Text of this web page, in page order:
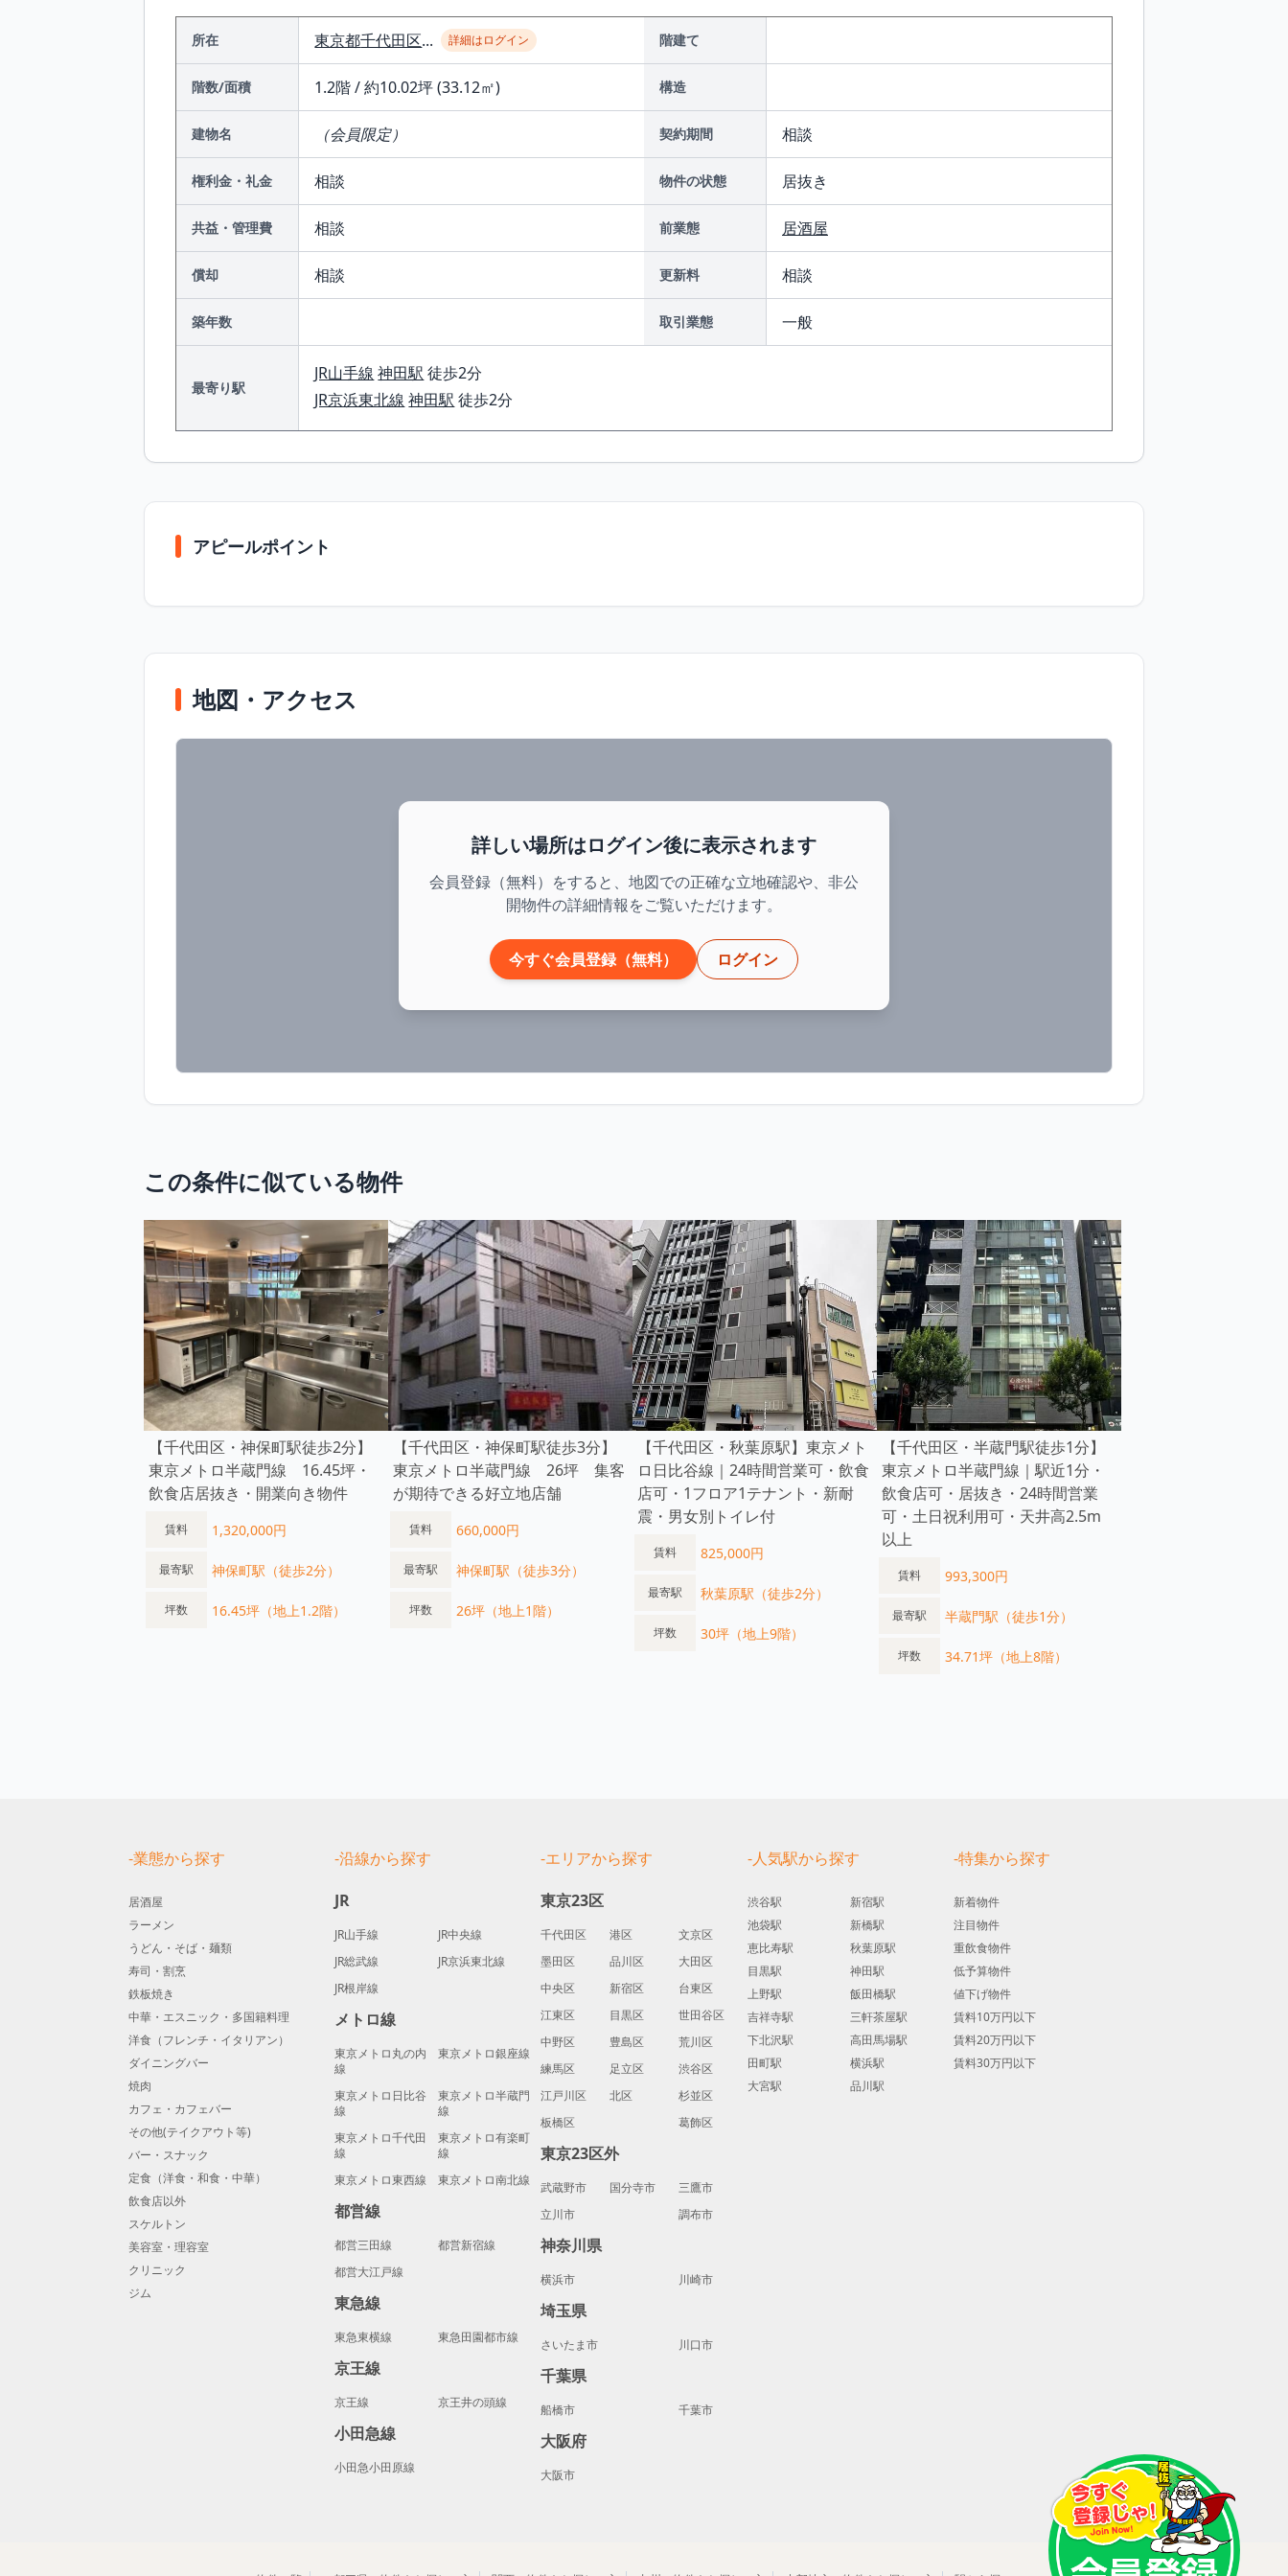
所在 東京都千代田区... 詳細はログイン 階建て
階数/面積 1.2階 / 約10.02坪 (33.12㎡) 構造
建物名 （会員限定） 契約期間 相談
権利金・礼金 相談 物件の状態 居抜き
共益・管理費 相談 前業態 居酒屋
償却 相談 更新料 相談
築年数 取引業態 一般
最寄り駅
JR山手線 神田駅 徒歩2分
JR京浜東北線 神田駅 徒歩2分
アピールポイント
地図・アクセス
詳しい場所はログイン後に表示されます
会員登録（無料）をすると、地図での正確な立地確認や、非公
開物件の詳細情報をご覧いただけます。
今すぐ会員登録（無料） ログイン
この条件に似ている物件
【千代田区・神保町駅徒歩2分】
東京メトロ半蔵門線 16.45坪・
飲食店居抜き・開業向き物件
賃料 1,320,000円
最寄駅 神保町駅（徒歩2分）
坪数 16.45坪（地上1.2階）
【千代田区・神保町駅徒歩3分】
東京メトロ半蔵門線 26坪 集客
が期待できる好立地店舗
賃料 660,000円
最寄駅 神保町駅（徒歩3分）
坪数 26坪（地上1階）
【千代田区・秋葉原駅】東京メト
ロ日比谷線｜24時間営業可・飲食
店可・1フロア1テナント・新耐
震・男女別トイレ付
賃料 825,000円
最寄駅 秋葉原駅（徒歩2分）
坪数 30坪（地上9階）
【千代田区・半蔵門駅徒歩1分】
東京メトロ半蔵門線｜駅近1分・
飲食店可・居抜き・24時間営業
可・土日祝利用可・天井高2.5m
以上
賃料 993,300円
最寄駅 半蔵門駅（徒歩1分）
坪数 34.71坪（地上8階）
-業態から探す
居酒屋
ラーメン
うどん・そば・麺類
寿司・割烹
鉄板焼き
中華・エスニック・多国籍料理
洋食（フレンチ・イタリアン）
ダイニングバー
焼肉
カフェ・カフェバー
その他(テイクアウト等)
バー・スナック
定食（洋食・和食・中華）
飲食店以外
スケルトン
美容室・理容室
クリニック
ジム
-沿線から探す
JR
JR山手線
JR中央線
JR総武線
JR京浜東北線
JR根岸線
メトロ線
東京メトロ丸の内
線
東京メトロ銀座線
東京メトロ日比谷
線
東京メトロ半蔵門
線
東京メトロ千代田
線
東京メトロ有楽町
線
東京メトロ東西線
東京メトロ南北線
都営線
都営三田線
都営新宿線
都営大江戸線
東急線
東急東横線 東急田園都市線
京王線
京王線 京王井の頭線
小田急線
小田急小田原線
-エリアから探す
東京23区
千代田区 港区
文京区
墨田区
品川区
大田区
中央区
新宿区
台東区
江東区
目黒区
世田谷区
中野区
豊島区
荒川区
練馬区
足立区
渋谷区
江戸川区
北区
杉並区
板橋区
葛飾区
東京23区外
武蔵野市 国分寺市
三鷹市
立川市
調布市
神奈川県
横浜市 川崎市
埼玉県
さいたま市 川口市
千葉県
船橋市 千葉市
大阪府
大阪市
-人気駅から探す
渋谷駅
新宿駅
池袋駅
新橋駅
恵比寿駅
秋葉原駅
目黒駅
神田駅
上野駅
飯田橋駅
吉祥寺駅
三軒茶屋駅
下北沢駅
高田馬場駅
田町駅
横浜駅
大宮駅
品川駅
-特集から探す
新着物件
注目物件
重飲食物件
低予算物件
値下げ物件
賃料10万円以下
賃料20万円以下
賃料30万円以下